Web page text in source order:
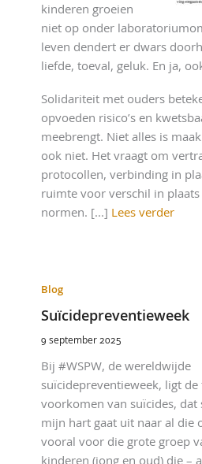
kinderen groeien
niet op onder
leven dendert er dwars
liefde, toeval, geluk. En ja,
Solidariteit met ouders
opvoeden risico’s en
meebrengt. Niet alles is
ook niet. Het vraagt om
protocollen, verbinding in
ruimte voor verschil in plaats
normen. [...] Lees verder
Blog
Suïcidepreventieweek
9 september 2025
Bij #WSPW, de wereldwijde
suïcidepreventieweek, ligt
voorkomen van suïcides, dat
mijn hart gaat uit naar al die
vooral voor die grote groep
kinderen (jong en oud) die –